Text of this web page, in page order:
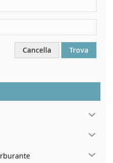
posteriore destra
Cancella Trova